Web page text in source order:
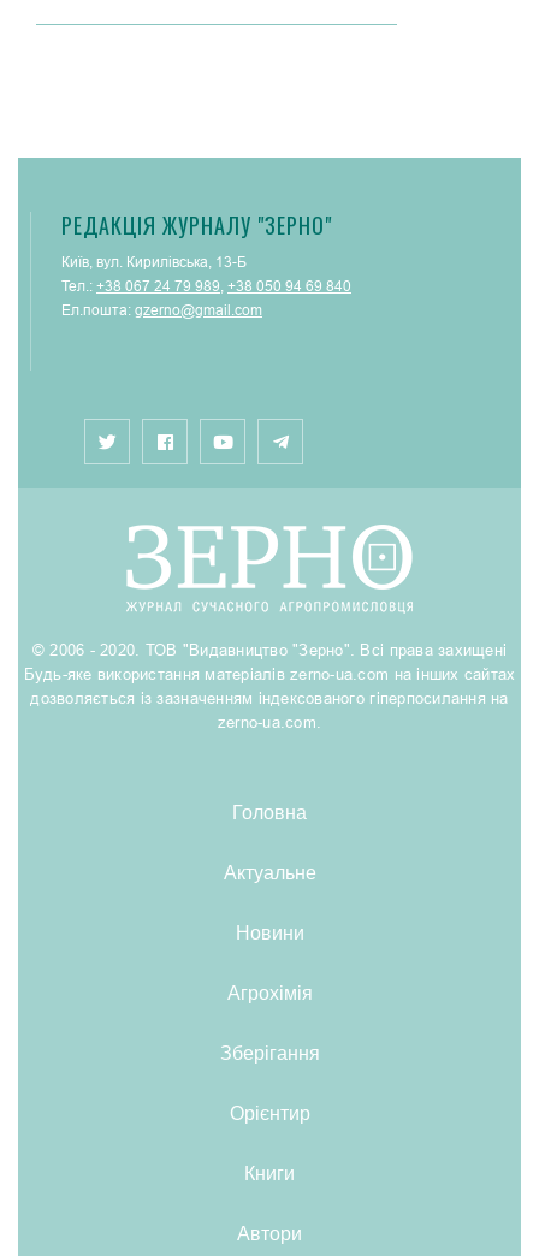
РЕДАКЦІЯ ЖУРНАЛУ "ЗЕРНО"
Київ, вул. Кирилівська, 13-Б
Тел.: +38 067 24 79 989, +38 050 94 69 840
Ел.пошта: gzerno@gmail.com
© 2006 - 2020. ТОВ "Видавництво "Зерно". Всі права захищені
Будь-яке використання матеріалів zerno-ua.com на інших сайтах
дозволяється із зазначенням індексованого гіперпосилання на
zerno-ua.com.
Головна
Актуальне
Новини
Агрохімія
Зберігання
Орієнтир
Книги
Автори